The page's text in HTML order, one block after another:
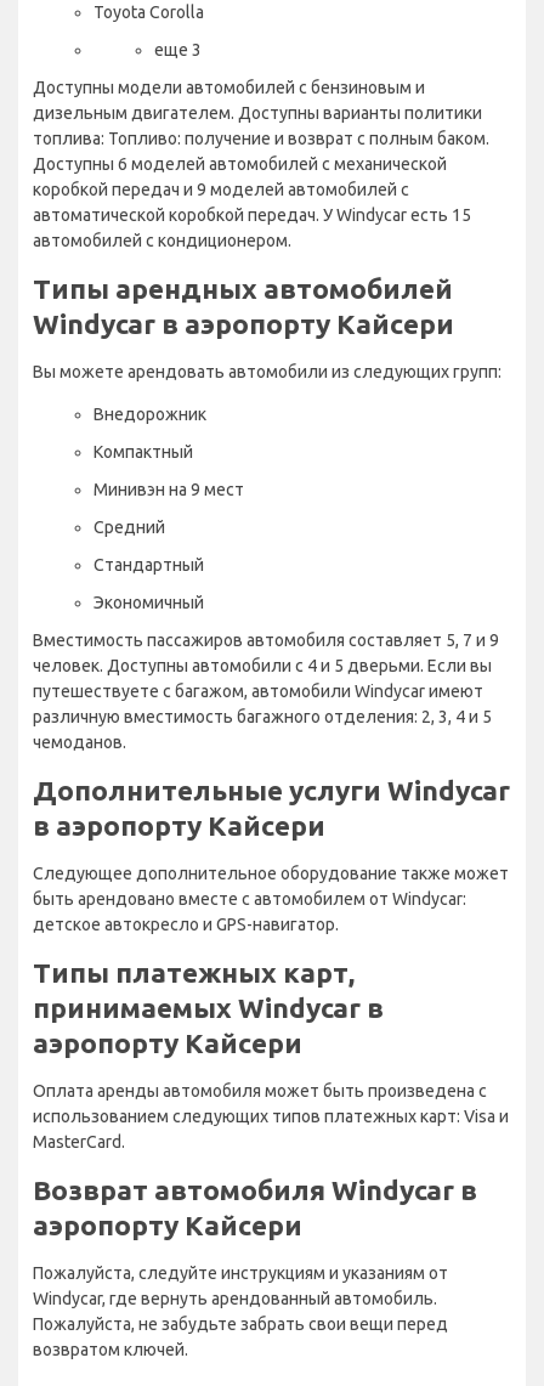
Toyota Corolla
еще 3
Доступны модели автомобилей с бензиновым и
дизельным двигателем. Доступны варианты политики
топлива: Топливо: получение и возврат с полным баком.
Доступны 6 моделей автомобилей с механической
коробкой передач и 9 моделей автомобилей с
автоматической коробкой передач. У Windycar есть 15
автомобилей с кондиционером.
Типы арендных автомобилей
Windycar в аэропорту Кайсери
Вы можете арендовать автомобили из следующих групп:
Внедорожник
Компактный
Минивэн на 9 мест
Средний
Стандартный
Экономичный
Вместимость пассажиров автомобиля составляет 5, 7 и 9
человек. Доступны автомобили с 4 и 5 дверьми. Если вы
путешествуете с багажом, автомобили Windycar имеют
различную вместимость багажного отделения: 2, 3, 4 и 5
чемоданов.
Дополнительные услуги Windycar
в аэропорту Кайсери
Следующее дополнительное оборудование также может
быть арендовано вместе с автомобилем от Windycar:
детское автокресло и GPS-навигатор.
Типы платежных карт,
принимаемых Windycar в
аэропорту Кайсери
Оплата аренды автомобиля может быть произведена с
использованием следующих типов платежных карт: Visa и
MasterCard.
Возврат автомобиля Windycar в
аэропорту Кайсери
Пожалуйста, следуйте инструкциям и указаниям от
Windycar, где вернуть арендованный автомобиль.
Пожалуйста, не забудьте забрать свои вещи перед
возвратом ключей.